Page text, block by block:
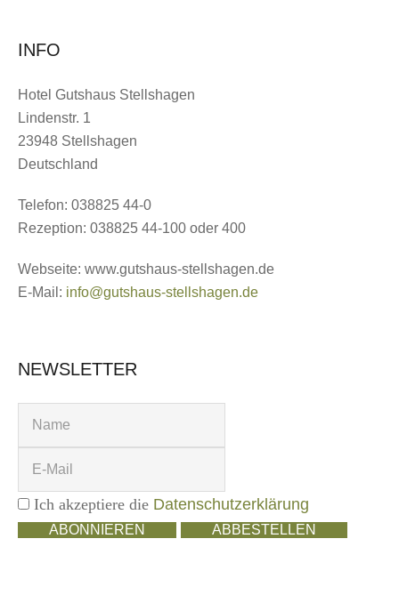
INFO
Hotel Gutshaus Stellshagen
Lindenstr. 1
23948 Stellshagen
Deutschland
Telefon: 038825 44-0
Rezeption: 038825 44-100 oder 400
Webseite: www.gutshaus-stellshagen.de
E-Mail: info@gutshaus-stellshagen.de
NEWSLETTER
Ich akzeptiere die Datenschutzerklärung
ABONNIEREN ABBESTELLEN